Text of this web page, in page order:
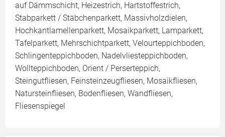
auf Dämmschicht, Heizestrich, Hartstoffestrich,
Stabparkett / Stäbchenparkett, Massivholzdielen,
Hochkantlamellenparkett, Mosaikparkett, Lamparkett,
Tafelparkett, Mehrschichtparkett, Velourteppichboden,
Schlingenteppichboden, Nadelvliesteppichboden,
Wollteppichboden, Orient / Perserteppich,
Steingutfliesen, Feinsteinzeugfliesen, Mosaikfliesen,
Natursteinfliesen, Bodenfliesen, Wandfliesen,
Fliesenspiegel